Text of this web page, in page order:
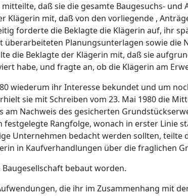
daß sie die gesamte Baugesuchs-
Klägerin mit, daß von den vorliegende ,
forderte die Beklagte die Klägerin auf, ihr
überarbeiteten Planungsunterlagen sowie die
die Beklagte der Klägerin mit, daß sie
habe, und fragte an, ob die Klägerin am
wiederum ihr Interesse bekundet und um
sie mit Schreiben vom 23. Mai 1980 die
Nachweis des gesicherten
Rangfolge, wonach in erster Linie
Unternehmen bedacht werden sollten, teilte
in Kaufverhandlungen über die fraglichen
bebaut worden.
die ihr im Zusammenhang mit